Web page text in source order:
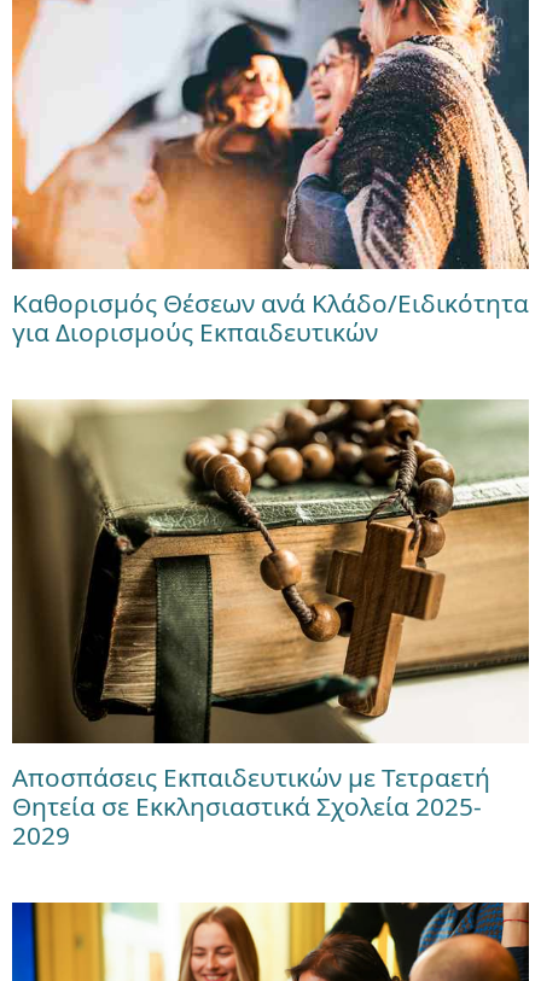
Καθορισμός Θέσεων ανά Κλάδο/Ειδικότητα
για Διορισμούς Εκπαιδευτικών
Αποσπάσεις Εκπαιδευτικών με Τετραετή
Θητεία σε Εκκλησιαστικά Σχολεία 2025-
2029